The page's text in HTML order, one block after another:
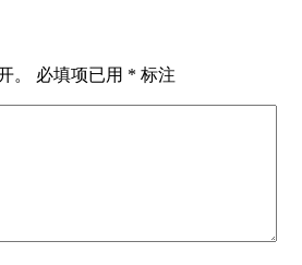
。 必填项已用 * 标注